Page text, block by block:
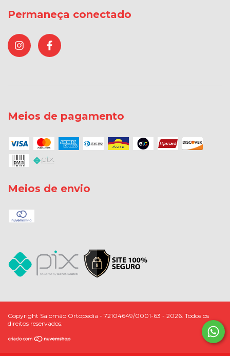
Permaneça conectado
Meios de pagamento
Meios de envio
Copyright Salomão Ortopedia - 72104649/0001-63 - 2026. Todos os
direitos reservados.